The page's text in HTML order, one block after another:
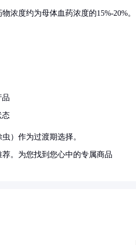
浓度约为母体血药浓度的15%-20%。
品
态
）作为过渡期选择。
。为您找到您心中的专属商品